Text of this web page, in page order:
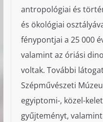
antropológiai és
és ökológiai
fénypontjai a 25 000
valamint az óriási
voltak. További
Szépművészeti
egyiptomi-, közel-
gyűjteményt,